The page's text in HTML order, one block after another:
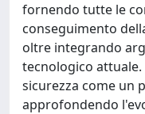
fornendo tutte le
conseguimento
oltre integrando
tecnologico attuale.
sicurezza come un
approfondendo